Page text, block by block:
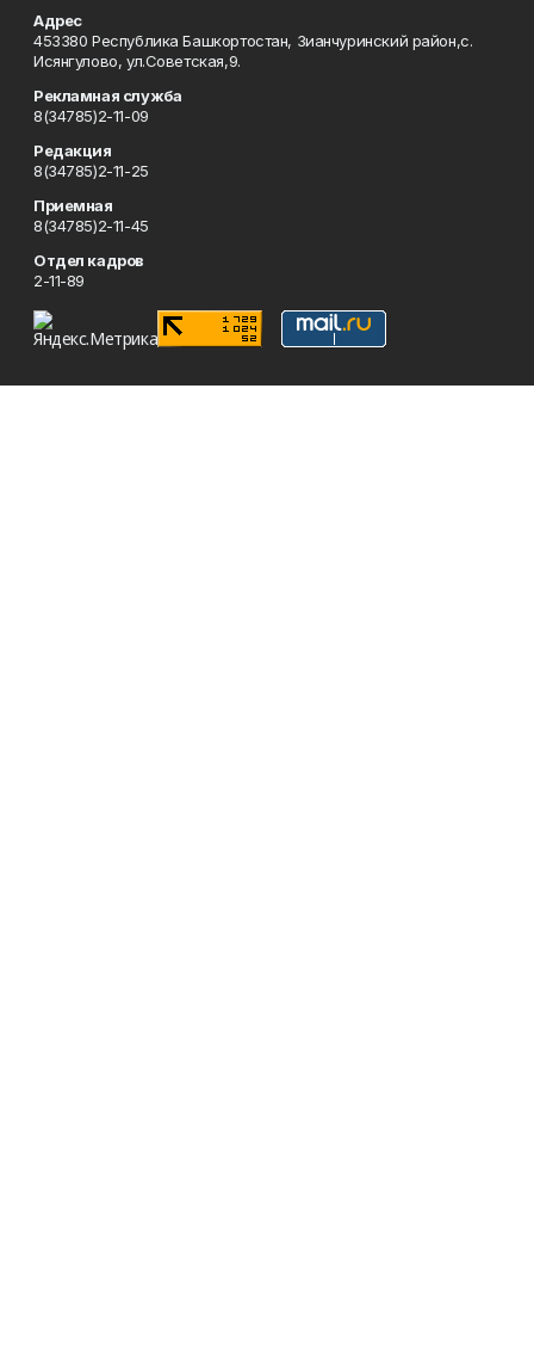
Адрес
453380 Республика Башкортостан, Зианчуринский район,с.
Исянгулово, ул.Советская,9.
Рекламная служба
8(34785)2-11-09
Редакция
8(34785)2-11-25
Приемная
8(34785)2-11-45
Отдел кадров
2-11-89